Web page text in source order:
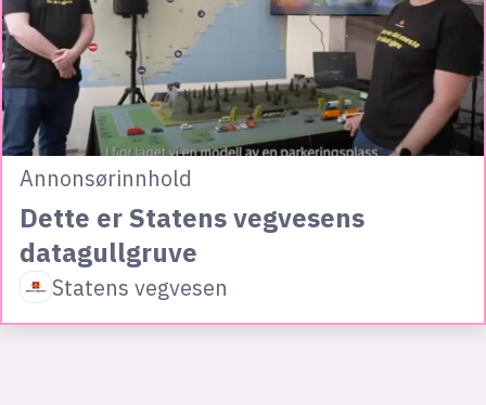
Annonsørinnhold
Dette er Statens vegvesens
datagullgruve
Statens vegvesen